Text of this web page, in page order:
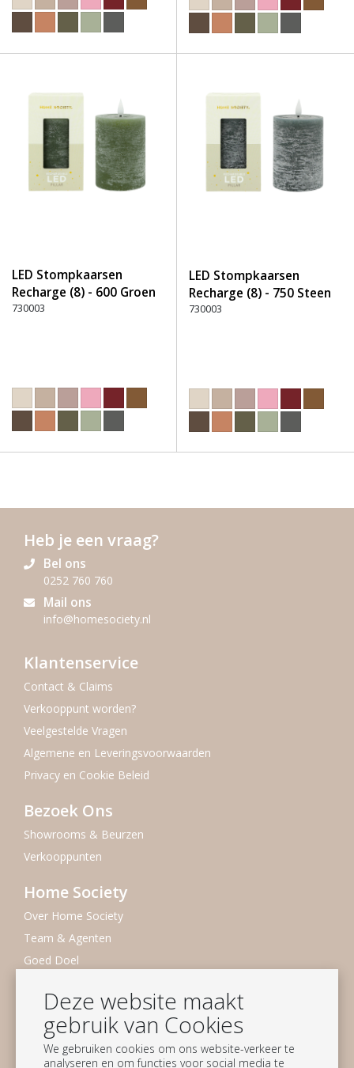
Deze website maakt
gebruik van Cookies
We gebruiken cookies om ons website-verkeer te
analyseren en om functies voor social media te
LED Stompkaarsen
Recharge (8) - 600 Groen
730003
LED Stompkaarsen
Recharge (8) - 750 Steen
730003
Heb je een vraag?
Bel ons
0252 760 760
Mail ons
info@homesociety.nl
Klantenservice
Contact & Claims
Verkooppunt worden?
Veelgestelde Vragen
Algemene en Leveringsvoorwaarden
Privacy en Cookie Beleid
Bezoek Ons
Showrooms & Beurzen
Verkooppunten
Home Society
Over Home Society
Team & Agenten
Goed Doel
Vacatures
Nieuwsbrief